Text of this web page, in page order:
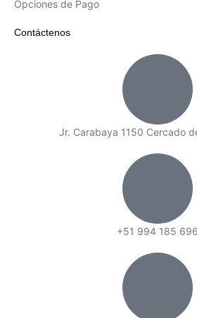
Opciones de Pago
Contáctenos
Jr. Carabaya 1150 Cercado
+51 994 185 696